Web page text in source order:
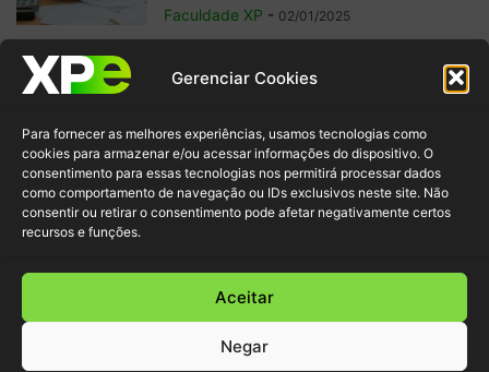
Gerenciar Cookies
Para fornecer as melhores experiências, usamos tecnologias como
cookies para armazenar e/ou acessar informações do dispositivo. O
consentimento para essas tecnologias nos permitirá processar dados
como comportamento de navegação ou IDs exclusivos neste site. Não
consentir ou retirar o consentimento pode afetar negativamente certos
recursos e funções.
Aceitar
Negar
Faculdade XP - 02/01/2025
Investimentos internacionais:
vale a pena investir fora do
Faculdade XP - 04/10/2024
Criptomoedas: regulamentações
e inovação para garantir
Faculdade XP - 30/09/2024